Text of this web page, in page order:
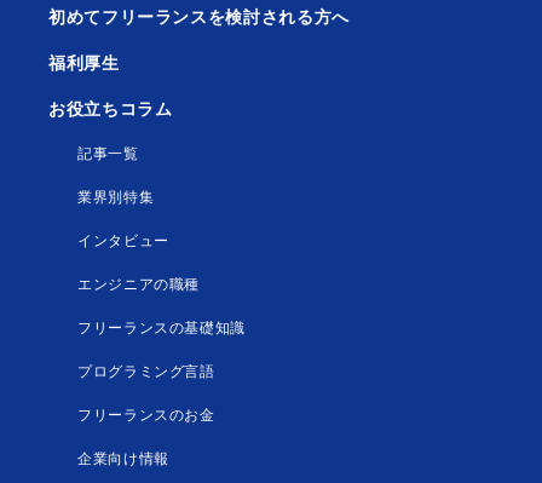
初めてフリーランスを検討される方へ
福利厚生
お役立ちコラム
記事一覧
業界別特集
インタビュー
エンジニアの職種
フリーランスの基礎知識
プログラミング言語
フリーランスのお金
企業向け情報